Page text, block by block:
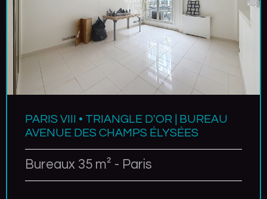
PARIS VIII • TRIANGLE D'OR | BUREAU
AVENUE DES CHAMPS ÉLYSÉES
Bureaux 35 m² - Paris